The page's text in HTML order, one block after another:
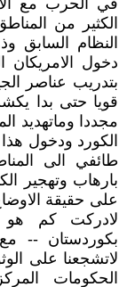
في الحرب مع
الكثير من
النظام السابق
دخول
بتدريب عناصر
قويا حتى بدا
الكورد ودخول
طائفي الى
بارهاب وتهجير
على حقيقة
لادركت كم هو
بكوردستان --
لاتشجعنا على
الحكومات